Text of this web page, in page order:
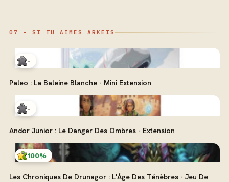
07 - SI TU AIMES ARKEIS
-
Paleo : La Baleine Blanche - Mini Extension
-
Andor Junior : Le Danger Des Ombres - Extension
100%
Les Chroniques De Drunagor : L'Âge Des Ténèbres - Jeu De